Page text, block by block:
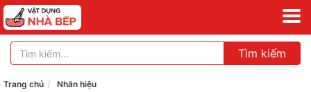
Tìm kiếm
Trang chủ Nhãn hiệu